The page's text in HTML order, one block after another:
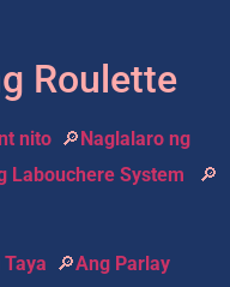
Roulette
nito 🔎Naglalaro ng
Labouchere System 🔎
🔎Ang Parlay